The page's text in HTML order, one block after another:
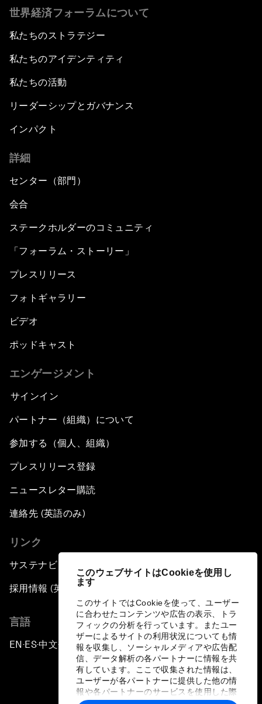
このウェブサイトはCookieを使用し
ます
このサイトではCookieを使って、ユーザー
に合わせたコンテンツや広告の表示、トラ
フィックの分析を行っています。またユー
ザーによるサイトの利用状況についても情
報を収集し、ソーシャルメディアや広告配
信、データ解析の各パートナーに情報を共
有しています。ここで収集された情報は、
ユーザーが各パートナーに提供した他の情
報や各パートナーのサービスを使用した際
世界経済フォーラムについて
私たちのストラテジー
私たちのアイデンティティ
私たちの活動
リーダーシップとガバナンス
インパクト
詳細
センター（部門）
会合
ステークホルダーのコミュニティ
「フォーラム・ストーリー」
プレスリリース
フォトギャラリー
ビデオ
ポッドキャスト
エンゲージメント
サインイン
パートナー（組織）について
参加する（個人、組織）
プレスリリース登録
ニュースレター購読
連絡先 (英語のみ)
リンク
サステナビリティへの取り組み
採用情報 (英語のみ)
言語
EN ▪ES▪中文▪ 日本語